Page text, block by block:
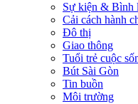
Sự kiện & Bình
Cải cách hành
Đô thị
Giao thông
Tuổi trẻ cuộc
Bút Sài Gòn
Tin buồn
Môi trường